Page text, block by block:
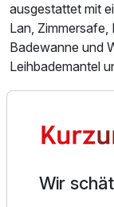
Ausstattung
Für 8 Tage
ausgestattet mit
Lan,
Badewanne und
Leihbademantel
in der
Traditionelle
abgewandelt,
Wir